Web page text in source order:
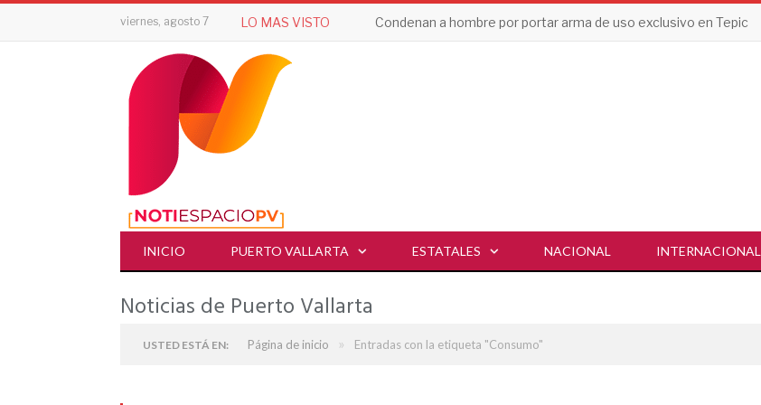
viernes, agosto 7 LO MAS VISTO Condenan a hombre por portar arma de uso exclusivo en Tepic
INICIO PUERTO VALLARTA ESTATALES NACIONAL INTERNACIONAL
Noticias de Puerto Vallarta
USTED ESTÁ EN: Página de inicio » Entradas con la etiqueta "Consumo"